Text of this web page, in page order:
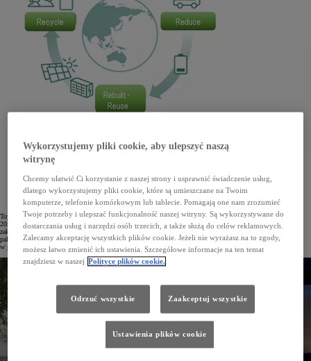
Toyota Motor Corporation, chcąc jak najefektywniej wykorzystywać baterie trakcyjne z aut
marka wpłynie też na redukcję odpadów oraz zwiększenie udziału materiałów pochodzących
z recyklingu zgodnie z zasadami gospodarki obiegu zamkniętego.
Toyota Motor Corporation postawiła sobie za cel osiągnięcie neutralności w emisji CO2 do roku
2050. Zgodnie ze strategią „Battery 3R” – wpisującą się w koncepcję gospodarki obiegu zamkniętego – plan
zakłada szerszy zakres działań niż sam rozwój zelektryfikowanych napędów i technologii wodorowych ogniw
paliwowych. Dotyczy on bowiem ponownego wykorzystania akumulatorów trakcyjnych montowanych
w pojazdach elektrycznych i hybrydowych.
Wykorzystujemy pliki cookie, aby ulepszyć naszą
witrynę
Chcemy ułatwić Ci korzystanie z naszej strony i usprawnić świadczenie usług,
dlatego wykorzystujemy pliki cookie, które są umieszczane na Twoim
komputerze, telefonie komórkowym lub tablecie. Pomagają one nam zrozumieć
Twoje potrzeby i ulepszać funkcjonalność naszej witryny. Są wykorzystywane do
dostarczania usług i narzędzi osób trzecich, a także służą do celów reklamowych.
Zalecamy akceptację wszystkich plików cookie. Jeżeli nie wyrażasz na to zgody,
możesz łatwo zmienić ich ustawienia. Szczegółowe informacje na ten temat
znajdziesz w naszej Polityce plików cookie.
Odrzuć wszystkie Zaakceptuj wszystkie
Ustawienia plików cookie